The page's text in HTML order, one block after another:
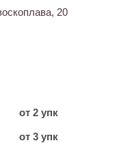
20
от 2 упк
от 3 упк